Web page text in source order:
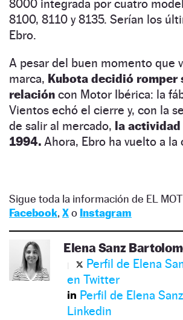
8000 integrada por cuatro
8100, 8110 y 8135. Serían los
Ebro.
A pesar del buen momento que
marca, Kubota decidió romper
relación con Motor Ibérica: la
Vientos echó el cierre y, con la
de salir al mercado, la actividad
1994. Ahora, Ebro ha vuelto a la
Sigue toda la información de EL
Facebook, Xo Instagram
Elena Sanz
Perfil de Elena
en Twitter
Perfil de Elena
Linkedin